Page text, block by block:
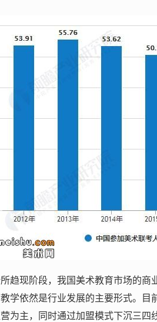
趋现阶段，我国美术教育市场的
学依然是行业发展的主要形式。
为主，同时通过加盟模式下沉三